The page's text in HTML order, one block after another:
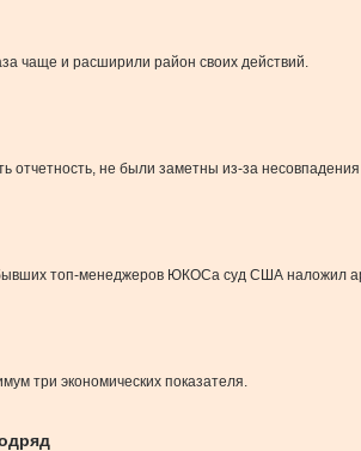
чаще и расширили район своих действий.
отчетность, не были заметны из-за
топ-менеджеров ЮКОСа суд США наложил
три экономических показателя.